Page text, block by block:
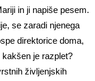
in ji napiše pesem.
se zaradi njenega
direktorice doma,
je razplet?
življenjskih